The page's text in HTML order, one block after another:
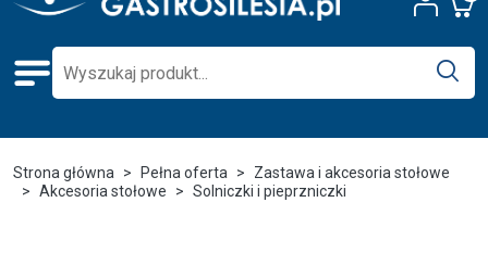
Strona główna Pełna oferta
Zastawa i akcesoria stołowe
Akcesoria stołowe
Solniczki i pieprzniczki